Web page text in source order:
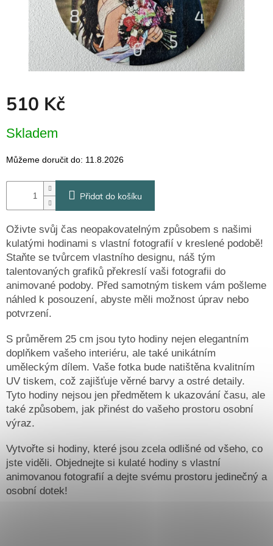
dárkové
krabičky
Naše
krabičky
Halloween
510 Kč
cena:
Skladem
Můžeme doručit do: 11.8.2026
Přidat do košíku
Oživte svůj čas neopakovatelným způsobem s našimi
kulatými hodinami s vlastní fotografií v kreslené podobě!
Staňte se tvůrcem vlastního designu, náš tým
talentovaných grafiků překreslí vaši fotografii do
animované podoby. Před samotným tiskem vám pošleme
náhled k posouzení, abyste měli možnost úprav nebo
potvrzení.
S průměrem 25 cm jsou tyto hodiny nejen elegantním
doplňkem vašeho interiéru, ale také unikátním
uměleckým dílem. Vaše fotka bude natištěna kvalitním
UV tiskem, což zajišťuje věrné barvy a ostré detaily.
Tyto hodiny nejsou jen předmětem k ukazování času, ale
také způsobem, jak přinést do vašeho prostoru osobní
výraz.
Vytvořte si hodiny, které jsou zcela odlišné od všeho, co
jste viděli. Objednejte si kulaté hodiny s vlastní
animovanou fotografií a dejte svému prostoru jedinečný a
osobní dotek!